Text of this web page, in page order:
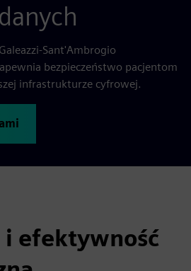
Sant'Ambrogio
bezpieczeństwo pacjentom
infrastrukturze cyfrowej.
i efektywność